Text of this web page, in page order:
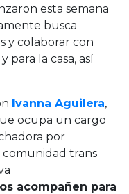
esta semana
busca
y colaborar con
para la casa, así
Ivanna Aguilera,
ocupa un cargo
por
comunidad trans
acompañen para